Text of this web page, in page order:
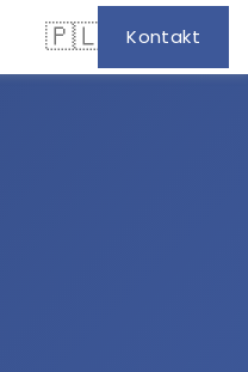
🇵🇱 Kontakt